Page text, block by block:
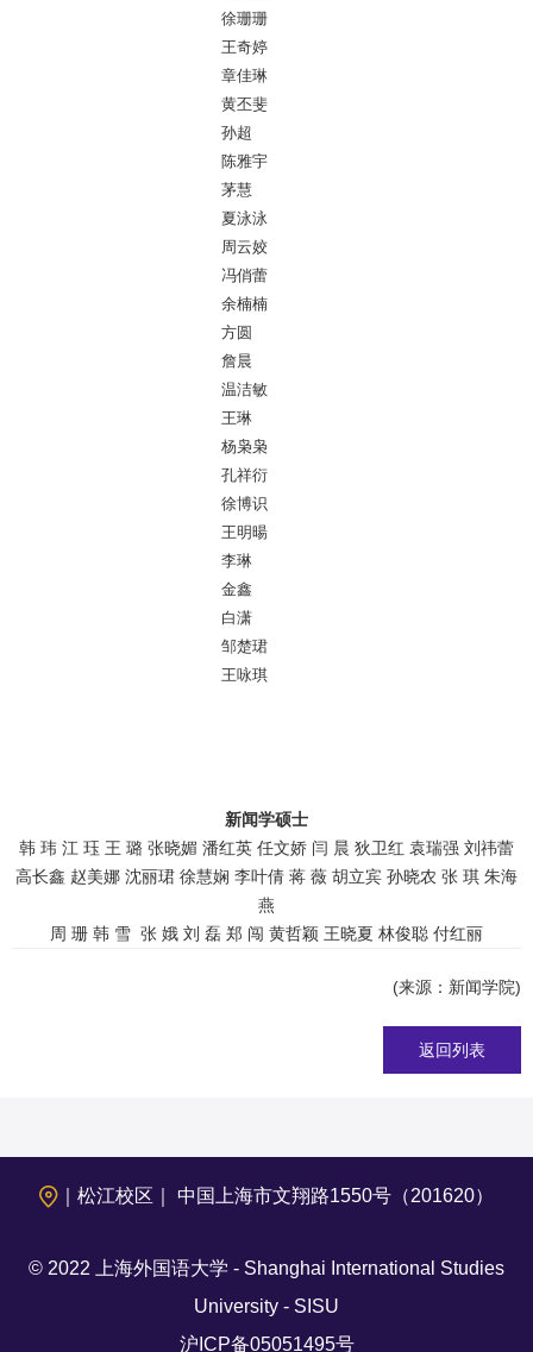
徐珊珊
王奇婷
章佳琳
黄丕斐
孙超
陈雅宇
茅慧
夏泳泳
周云姣
冯俏蕾
余楠楠
方圆
詹晨
温洁敏
王琳
杨枭枭
孔祥衍
徐博识
王明暘
李琳
金鑫
白潇
邹楚珺
王咏琪
新闻学硕士
韩 玮 江 珏 王 璐 张晓媚 潘红英 任文娇 闫 晨 狄卫红 袁瑞强 刘祎蕾
高长鑫 赵美娜 沈丽珺 徐慧娴 李叶倩 蒋 薇 胡立宾 孙晓农 张 琪 朱海
燕
周 珊 韩 雪 张 娥 刘 磊 郑 闯 黄哲颖 王晓夏 林俊聪 付红丽
(来源：新闻学院)
返回列表
｜松江校区｜ 中国上海市文翔路1550号（201620）
© 2022 上海外国语大学 - Shanghai International Studies
University - SISU
沪ICP备05051495号